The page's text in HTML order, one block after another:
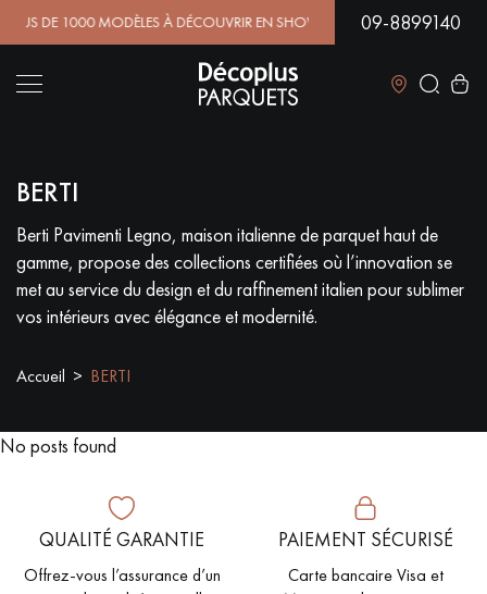
MODÈLES À DÉCOUVRIR EN SHOWROOM |09-8899140
LES RECHERCHES LES PLUS COURANTES
PARQUET MASSIF
PARQUET CONTRECOLLÉ -
FLOTTANT
PARQUET HUILÉ
PARQUET VIEILLI PARQUET EN CHÊNE FUMÉ
PARQUET LAMES LARGES XXL PARQUET EN CHÊNE
BERTI
Berti Pavimenti Legno, maison italienne de parquet haut de
gamme, propose des collections certifiées où l’innovation se
met au service du design et du raffinement italien pour sublimer
vos intérieurs avec élégance et modernité.
Accueil BERTI
No posts found
QUALITÉ GARANTIE
Offrez-vous l’assurance d’un
PAIEMENT SÉCURISÉ
Carte bancaire Visa et